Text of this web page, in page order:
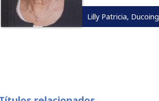
Lilly Patricia, Ducoing